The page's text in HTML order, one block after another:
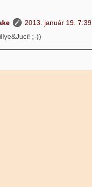
2013. január 19. 7:39
;-))